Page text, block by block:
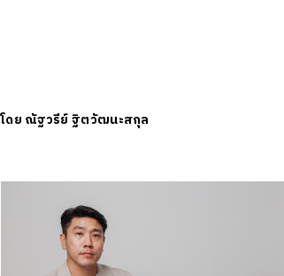
โดย ณัฐวรีย์ ฐิตวัฒนะสกุล